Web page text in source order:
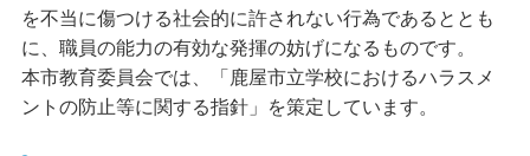
を不当に傷つける社会的に許されない行為であるととも
に、職員の能力の有効な発揮の妨げになるものです。
本市教育委員会では、「鹿屋市立学校におけるハラスメ
ントの防止等に関する指針」を策定しています。